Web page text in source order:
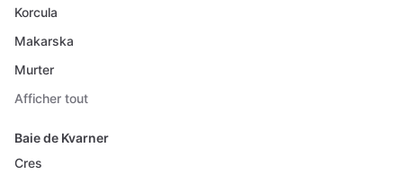
Korcula
Makarska
Murter
Afficher tout
Baie de Kvarner
Cres